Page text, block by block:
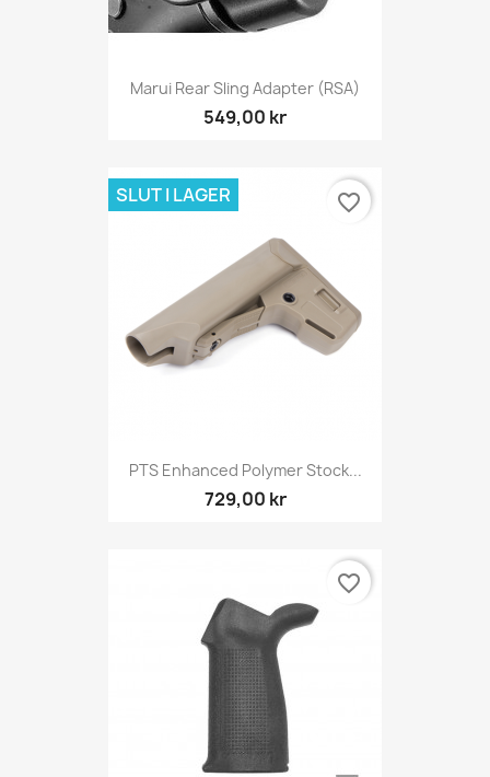
Marui Rear Sling Adapter (RSA)
549,00 kr
PTS Enhanced Polymer Stock...
729,00 kr
SLUT I LAGER favorite_border
favorite_border